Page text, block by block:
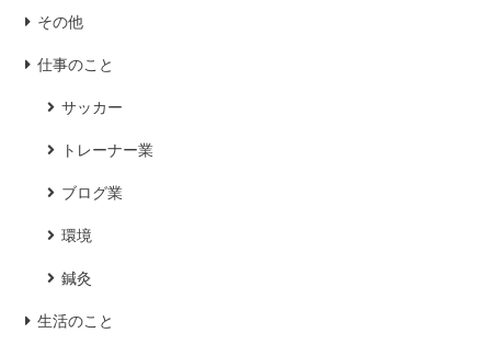
その他
仕事のこと
サッカー
トレーナー業
ブログ業
環境
鍼灸
生活のこと